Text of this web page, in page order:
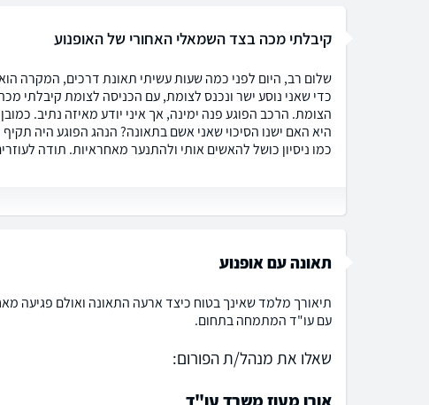
קיבלתי מכה בצד השמאלי האחורי של האופנוע
שלום רב, היום לפני כמה שעות עשיתי תאונת דרכים, המקרה
כדי שאני נוסע ישר ונכנס לצומת, עם הכניסה לצומת קיבלתי
הצומת. הרכב הפוגע פנה ימינה, אך איני יודע מאיזה נתיב.
היא האם ישנו הסיכוי שאני אשם בתאונה? הנהג הפוגע היה
כמו ניסיון כושל להאשים אותי ולהתנער מאחראיות. תודה
תאונה עם אופנוע
תיאורך מלמד שאינך בטוח כיצד ארעה התאונה ואולם פגיעה
עם עו"ד המתמחה בתחום.
שאלו את מנהל/ת הפורום:
אורן מעוז משרד עו"ד